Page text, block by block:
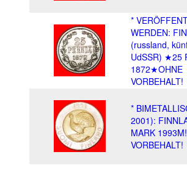
*
WERDEN:
(russland,
UdSSR) ★25
1872★OHNE
VORBEHALT!
*
2001):
MARK
VORBEHALT!